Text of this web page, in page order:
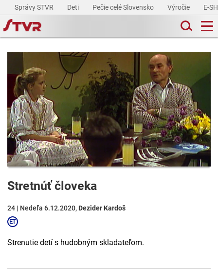
Správy STVR Deti Pečie celé Slovensko Výročie E-
Stretnúť človeka
24 | Nedeľa 6.12.2020, Dezider Kardoš
Strenutie detí s hudobným skladateľom.